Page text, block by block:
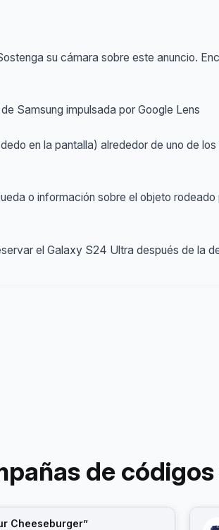
su cámara sobre este anuncio.
Samsung impulsada por Google Lens
en la pantalla) alrededor de uno de
o información sobre el objeto rodeado
el Galaxy S24 Ultra después de la
de códigos
Cheeseburger”